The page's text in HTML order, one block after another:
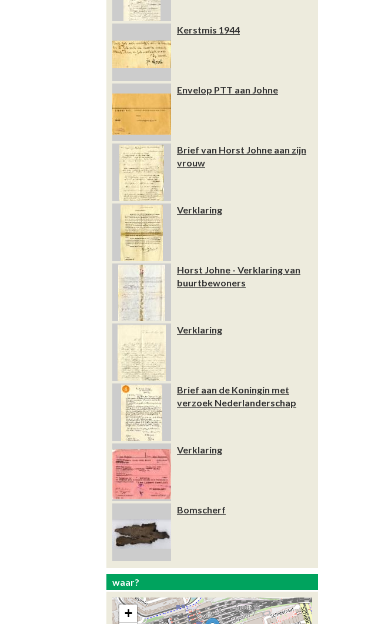
Kerstmis 1944
Envelop PTT aan Johne
Brief van Horst Johne aan zijn
vrouw
Verklaring
Horst Johne - Verklaring van
buurtbewoners
Verklaring
Brief aan de Koningin met
verzoek Nederlanderschap
Verklaring
Bomscherf
waar?